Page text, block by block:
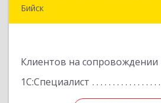
Бийск
Клиентов на сопровождении
1С:Специалист